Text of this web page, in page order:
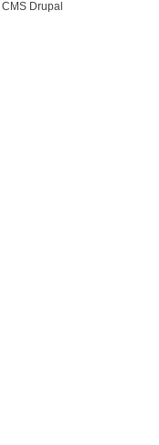
CMS Drupal